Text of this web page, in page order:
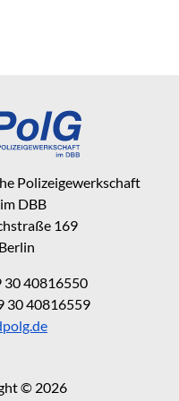
Polizeigewerkschaft
DBB
169
30 40816550
30 40816559
© 2026